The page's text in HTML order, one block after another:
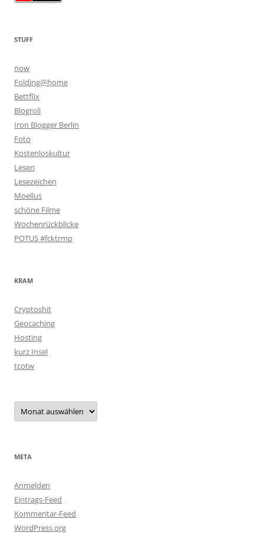
STUFF
now
Folding@home
Bettflix
Blogroll
Iron Blogger Berlin
Foto
Kostenloskultur
Lesen
Lesezeichen
Moellus
schöne Filme
Wochenrückblicke
POTUS #fcktrmp
KRAM
Cryptoshit
Geocaching
Hosting
kurz Insel
tcotw
Archiv
META
Anmelden
Eintrags-Feed
Kommentar-Feed
WordPress.org